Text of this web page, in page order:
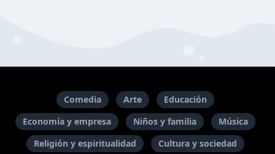
Comedia Arte
Educación
Economía y empresa
Niños y familia
Música
Religión y espiritualidad
Cultura y sociedad